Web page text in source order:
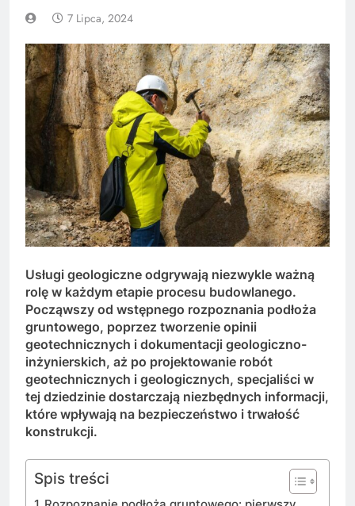
7 Lipca, 2024
Usługi geologiczne odgrywają niezwykle ważną
rolę w każdym etapie procesu budowlanego.
Począwszy od wstępnego rozpoznania podłoża
gruntowego, poprzez tworzenie opinii
geotechnicznych i dokumentacji geologiczno-
inżynierskich, aż po projektowanie robót
geotechnicznych i geologicznych, specjaliści w
tej dziedzinie dostarczają niezbędnych informacji,
które wpływają na bezpieczeństwo i trwałość
konstrukcji.
Spis treści